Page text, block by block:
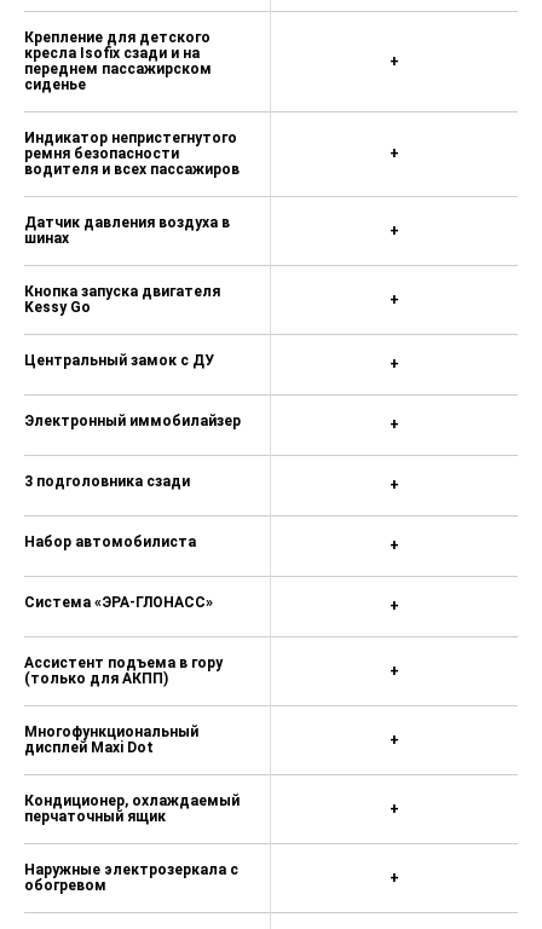
Легкосплавные диски 7Jx16
TWISTER, шины 205/60 R16 — 28
400 ₽
400 ₽
Уменьшенное стальное запасное
домкрат — 0 ₽
Цвет металлик — 20 000 ₽
Стоимость комплектации Active
Plus включает 11 000 ₽ за опции
"Круиз-контроль с ограничителем
скорости" и
"Многофункциональное
двухспицевое кожаное рулевое
Крепление для детского
кресла Isofix сзади и на
переднем пассажирском
сиденье
Индикатор непристегнутого
ремня безопасности
водителя и всех пассажиров
Датчик давления воздуха в
шинах
Кнопка запуска двигателя
Kessy Go
Центральный замок с ДУ
Электронный иммобилайзер
3 подголовника сзади
Набор автомобилиста
Система «ЭРА-ГЛОНАСС»
Ассистент подъема в гору
(только для АКПП)
Многофункциональный
дисплей Maxi Dot
Кондиционер, охлаждаемый
перчаточный ящик
Наружные электрозеркала с
обогревом
+
+
+
+
+
+
+
+
+
+
+
+
+